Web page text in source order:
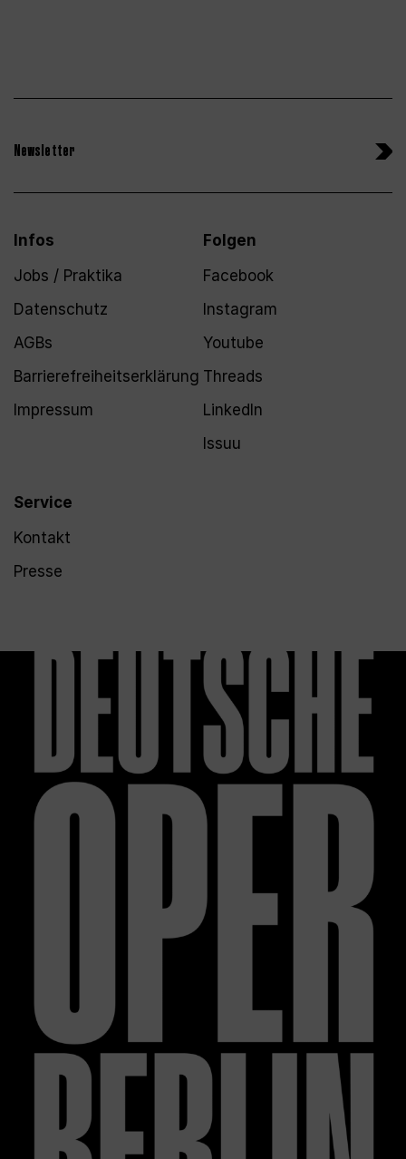
Newsletter
Infos
Jobs / Praktika
Datenschutz
AGBs
Barrierefreiheitserklärung
Impressum
Service
Kontakt
Presse
Folgen
Facebook
Instagram
Youtube
Threads
LinkedIn
Issuu